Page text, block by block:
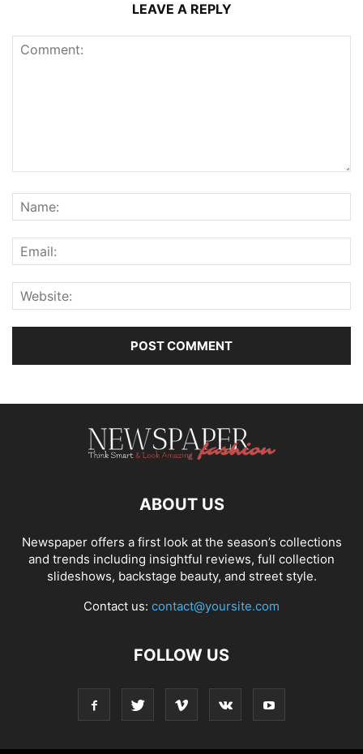
LEAVE A REPLY
ABOUT US
Newspaper offers a first look at the season’s collections
and trends including insightful reviews, full collection
slideshows, backstage beauty, and street style.
Contact us: contact@yoursite.com
FOLLOW US